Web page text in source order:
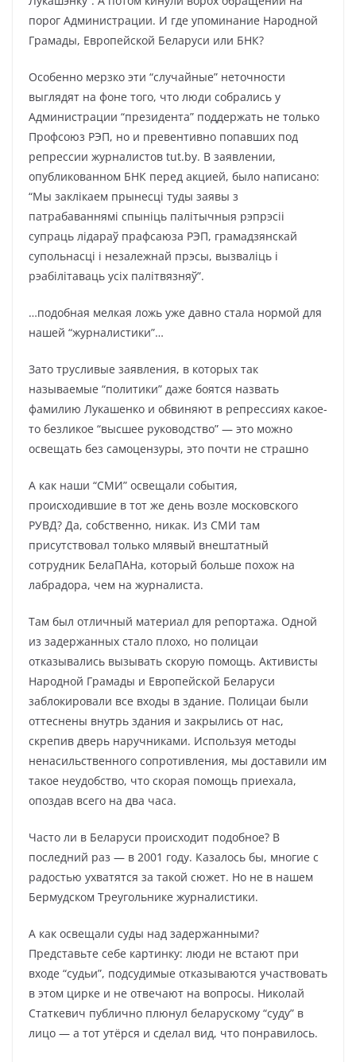
порог Администрации. И где упоминание Народной
Грамады, Европейской Беларуси или БНК?
Особенно мерзко эти “случайные” неточности
выглядят на фоне того, что люди собрались у
Администрации “президента” поддержать не только
Профсоюз РЭП, но и превентивно попавших под
репрессии журналистов tut.by. В заявлении,
опубликованном БНК перед акцией, было написано:
“Мы заклікаем прынесці туды заявы з
патрабаваннямі спыніць палітычныя рэпрэсіі
супраць лідараў прафсаюза РЭП, грамадзянскай
супольнасці і незалежнай прэсы, вызваліць і
рэабілітаваць усіх палітвязняў”.
…подобная мелкая ложь уже давно стала нормой для
нашей “журналистики”…
Зато трусливые заявления, в которых так
называемые “политики” даже боятся назвать
фамилию Лукашенко и обвиняют в репрессиях какое-
то безликое “высшее руководство” — это можно
освещать без самоцензуры, это почти не страшно
А как наши “СМИ” освещали события,
происходившие в тот же день возле московского
РУВД? Да, собственно, никак. Из СМИ там
присутствовал только млявый внештатный
сотрудник БелаПАНа, который больше похож на
лабрадора, чем на журналиста.
Там был отличный материал для репортажа. Одной
из задержанных стало плохо, но полицаи
отказывались вызывать скорую помощь. Активисты
Народной Грамады и Европейской Беларуси
заблокировали все входы в здание. Полицаи были
оттеснены внутрь здания и закрылись от нас,
скрепив дверь наручниками. Используя методы
ненасильственного сопротивления, мы доставили им
такое неудобство, что скорая помощь приехала,
опоздав всего на два часа.
Часто ли в Беларуси происходит подобное? В
последний раз — в 2001 году. Казалось бы, многие с
радостью ухватятся за такой сюжет. Но не в нашем
Бермудском Треугольнике журналистики.
А как освещали суды над задержанными?
Представьте себе картинку: люди не встают при
входе “судьи”, подсудимые отказываются участвовать
в этом цирке и не отвечают на вопросы. Николай
Статкевич публично плюнул беларускому “суду” в
лицо — а тот утёрся и сделал вид, что понравилось.